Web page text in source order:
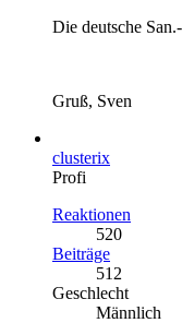
Die deutsche
Gruß, Sven
clusterix
Profi
Reaktionen
520
Beiträge
512
Geschlecht
Männlich